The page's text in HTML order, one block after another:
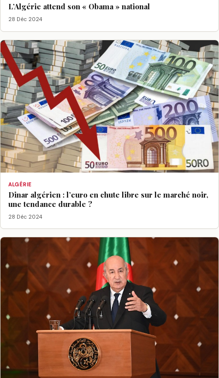
L’Algérie attend son « Obama » national
28 Déc 2024
ALGÉRIE
Dinar algérien : l’euro en chute libre sur le marché noir,
une tendance durable ?
28 Déc 2024